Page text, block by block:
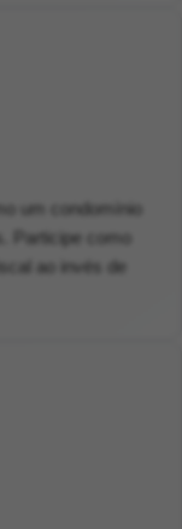
um condomínio
Participe como
ao invés de